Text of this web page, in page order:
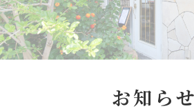
お知らせ